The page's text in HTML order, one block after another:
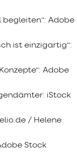
begleiten“: Adobe
ist einzigartig“:
Adobe
iStock
/ Helene
Stock